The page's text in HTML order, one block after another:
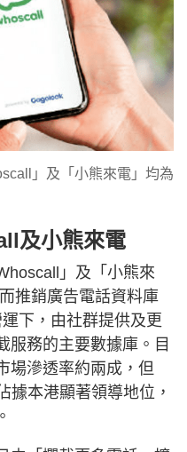
」及「小熊來電」均為
及小熊來電
」及「小熊來
推銷廣告電話資料庫
下，由社群提供及更
服務的主要數據庫。目
場滲透率約兩成，但
據本港顯著領導地位，